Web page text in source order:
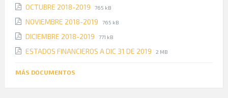
pdf
OCTUBRE 2018-2019 File
pdf
File
765 kB
NOVIEMBRE 2018-2019 File
pdf
File
765 kB
DICIEMBRE 2018-2019 File
pdf
File
771 kB
ESTADOS FINANCIEROS A DIC 31 DE 2019 File
File
2 MB
MÁS DOCUMENTOS